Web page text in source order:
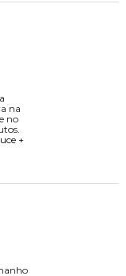
na
no
+